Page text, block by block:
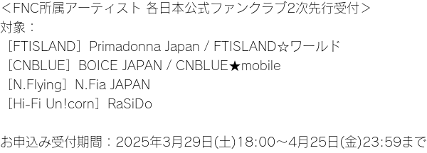
＜FNC所属アーティスト 各日本公式ファンクラブ2次先行受付＞
対象：
［FTISLAND］Primadonna Japan / FTISLAND☆ワールド
［CNBLUE］BOICE JAPAN / CNBLUE★mobile
［N.Flying］N.Fia JAPAN
［Hi-Fi Un!corn］RaSiDo
お申込み受付期間：2025年3月29日(土)18:00～4月25日(金)23:59まで